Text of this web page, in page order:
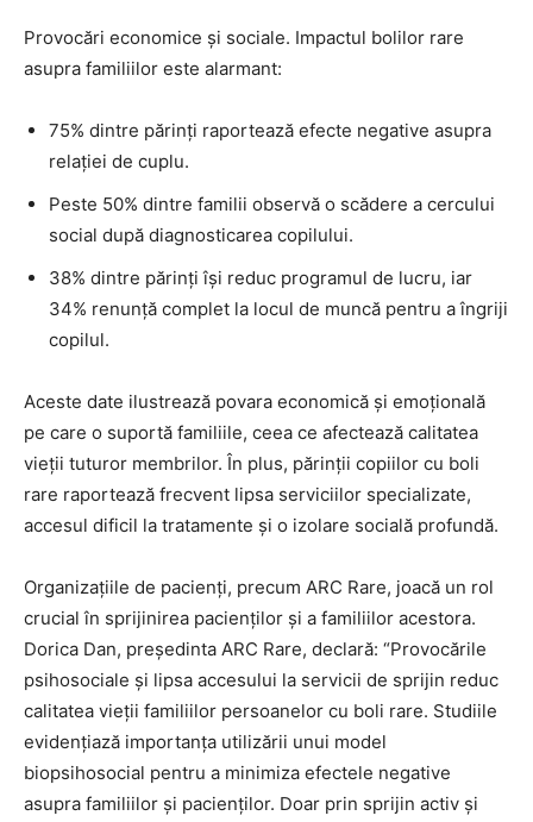
Provocări economice și sociale. Impactul bolilor rare
asupra familiilor este alarmant:
75% dintre părinți raportează efecte negative asupra
relației de cuplu.
Peste 50% dintre familii observă o scădere a cercului
social după diagnosticarea copilului.
38% dintre părinți își reduc programul de lucru, iar
34% renunță complet la locul de muncă pentru a îngriji
copilul.
Aceste date ilustrează povara economică și emoțională
pe care o suportă familiile, ceea ce afectează calitatea
vieții tuturor membrilor. În plus, părinții copiilor cu boli
rare raportează frecvent lipsa serviciilor specializate,
accesul dificil la tratamente și o izolare socială profundă.
Organizațiile de pacienți, precum ARC Rare, joacă un rol
crucial în sprijinirea pacienților și a familiilor acestora.
Dorica Dan, președinta ARC Rare, declară: “Provocările
psihosociale și lipsa accesului la servicii de sprijin reduc
calitatea vieții familiilor persoanelor cu boli rare. Studiile
evidențiază importanța utilizării unui model
biopsihosocial pentru a minimiza efectele negative
asupra familiilor și pacienților. Doar prin sprijin activ și